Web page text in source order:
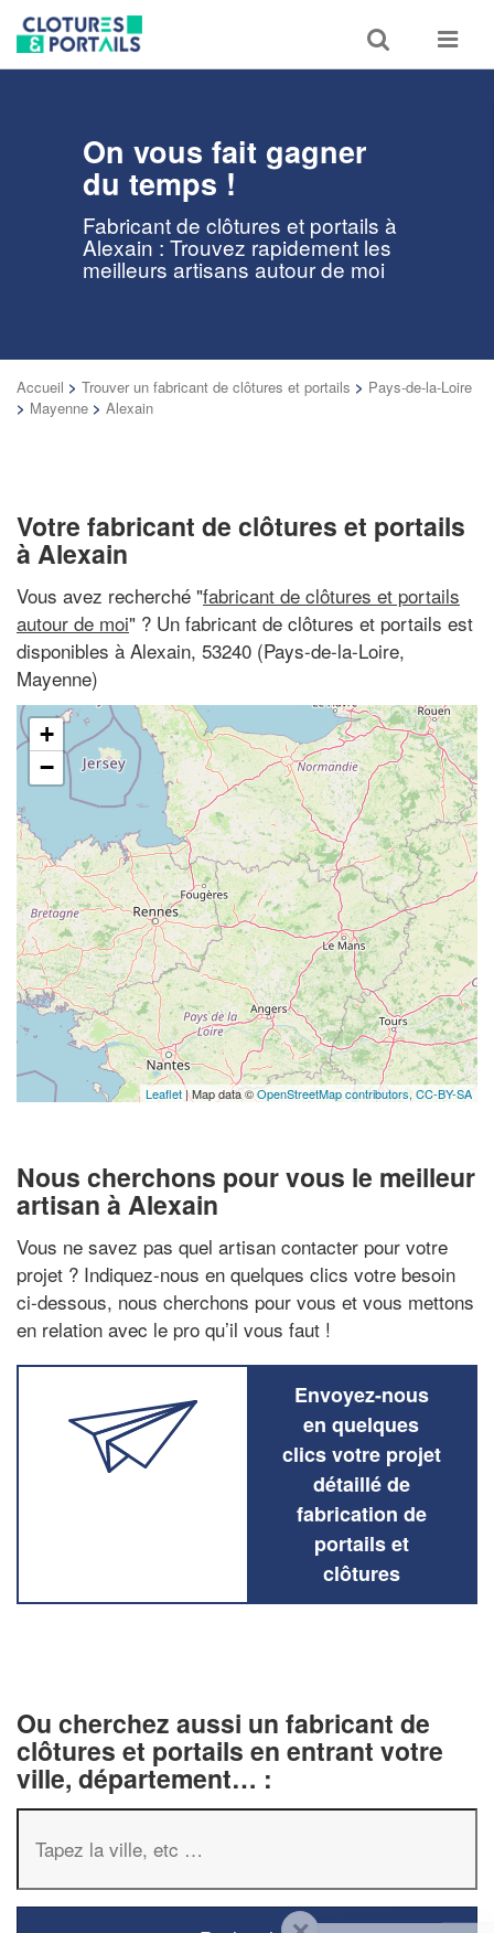
Toggle
search
Toggle
On vous fait gagner
du temps !
Fabricant de clôtures et portails à
Alexain : Trouvez rapidement les
meilleurs artisans autour de moi
Accueil > Trouver un fabricant de clôtures et portails > Pays-de-la-Loire
> Mayenne > Alexain
Votre fabricant de clôtures et portails
à Alexain
Vous avez recherché "fabricant de clôtures et portails
autour de moi" ? Un fabricant de clôtures et portails est
disponibles à Alexain, 53240 (Pays-de-la-Loire,
Mayenne)
+
−
Leaflet| Map data ©OpenStreetMap contributors, CC-BY-SA
Nous cherchons pour vous le meilleur
artisan à Alexain
Vous ne savez pas quel artisan contacter pour votre
projet ? Indiquez-nous en quelques clics votre besoin
ci-dessous, nous cherchons pour vous et vous mettons
en relation avec le pro qu’il vous faut !
Envoyez-nous
en quelques
clics votre projet
détaillé de
fabrication de
portails et
clôtures
Ou cherchez aussi un fabricant de
clôtures et portails en entrant votre
ville, département… :